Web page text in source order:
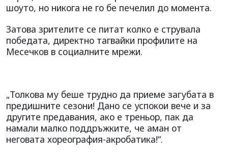
шоуто, но никога не го бе печелил до момента.
Затова зрителите се питат колко е струвала
победата, директно тагвайки профилите на
Месечков в социалните мрежи.
„Толкова му беше трудно да приеме загубата в
предишните сезони! Дано се успокои вече и за
другите предавания, ако е треньор, пак да
намали малко поддръжките, че аман от
неговата хореография-акробатика!“.